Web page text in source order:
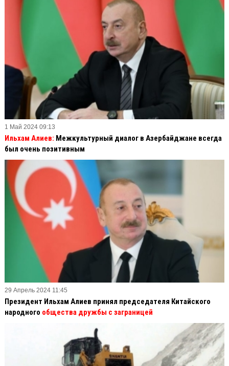
1 Май 2024 09:13
Ильхам Алиев: Межкультурный диалог в Азербайджане всегда
был очень позитивным
29 Апрель 2024 11:45
Президент Ильхам Алиев принял председателя Китайского
народного общества дружбы с заграницей